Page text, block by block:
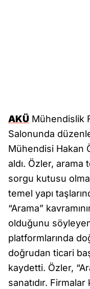
AKÜ Mühendislik
Salonunda
Mühendisi Hakan
aldı. Özler, arama
sorgu kutusu
temel yapı
“Arama”
olduğunu
platformlarında
doğrudan ticari
kaydetti. Özler,
sanatıdır. Firmalar